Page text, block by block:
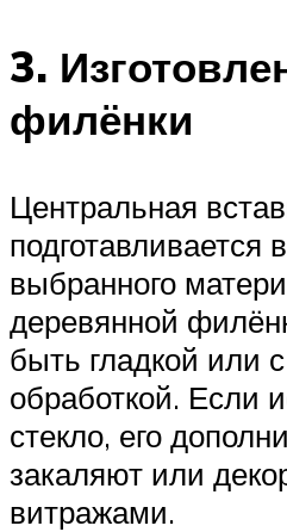
3.
филёнки
Центральная
подготавливается
выбранного
деревянной
быть гладкой или
обработкой. Если
стекло, его
закаляют или
витражами.